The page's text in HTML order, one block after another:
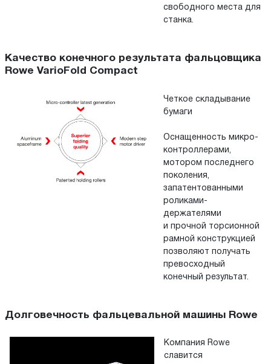
свободного места для
станка.
Качество конечного результата фальцовщика
Rowe VarioFold Compact
Четкое складывание
бумаги
Оснащенность микро-
контроллерами,
мотором последнего
поколения,
запатентованными
роликами-
держателями
и прочной торсионной
рамной конструкцией
позволяют получать
превосходный
конечный результат.
Долговечность фальцевальной машины Rowe
Компания Rowe
славится